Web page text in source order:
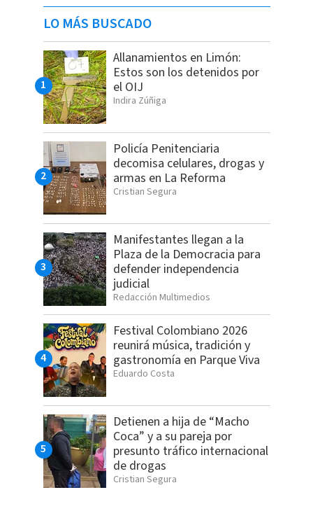
LO MÁS BUSCADO
Allanamientos en Limón:
Estos son los detenidos por
el OIJ
Indira Zúñiga
Policía Penitenciaria
decomisa celulares, drogas y
armas en La Reforma
Cristian Segura
Manifestantes llegan a la
Plaza de la Democracia para
defender independencia
judicial
Redacción Multimedios
Festival Colombiano 2026
reunirá música, tradición y
gastronomía en Parque Viva
Eduardo Costa
Detienen a hija de “Macho
Coca” y a su pareja por
presunto tráfico internacional
de drogas
Cristian Segura